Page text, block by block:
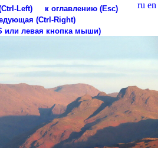
ru en
Left)
к оглавлению (Esc)
(Ctrl-Right)
или левая кнопка мыши)